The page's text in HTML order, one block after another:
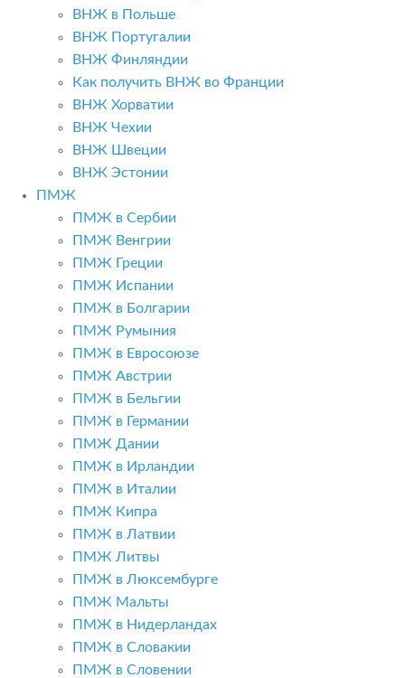
ВНЖ в Польше
ВНЖ Португалии
ВНЖ Финляндии
Как получить ВНЖ во Франции
ВНЖ Хорватии
ВНЖ Чехии
ВНЖ Швеции
ВНЖ Эстонии
ПМЖ
ПМЖ в Сербии
ПМЖ Венгрии
ПМЖ Греции
ПМЖ Испании
ПМЖ в Болгарии
ПМЖ Румыния
ПМЖ в Евросоюзе
ПМЖ Австрии
ПМЖ в Бельгии
ПМЖ в Германии
ПМЖ Дании
ПМЖ в Ирландии
ПМЖ в Италии
ПМЖ Кипра
ПМЖ в Латвии
ПМЖ Литвы
ПМЖ в Люксембурге
ПМЖ Мальты
ПМЖ в Нидерландах
ПМЖ в Словакии
ПМЖ в Словении